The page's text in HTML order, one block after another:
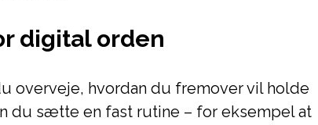
digital orden
overveje, hvordan du fremover vil holde
du sætte en fast rutine – for eksempel at